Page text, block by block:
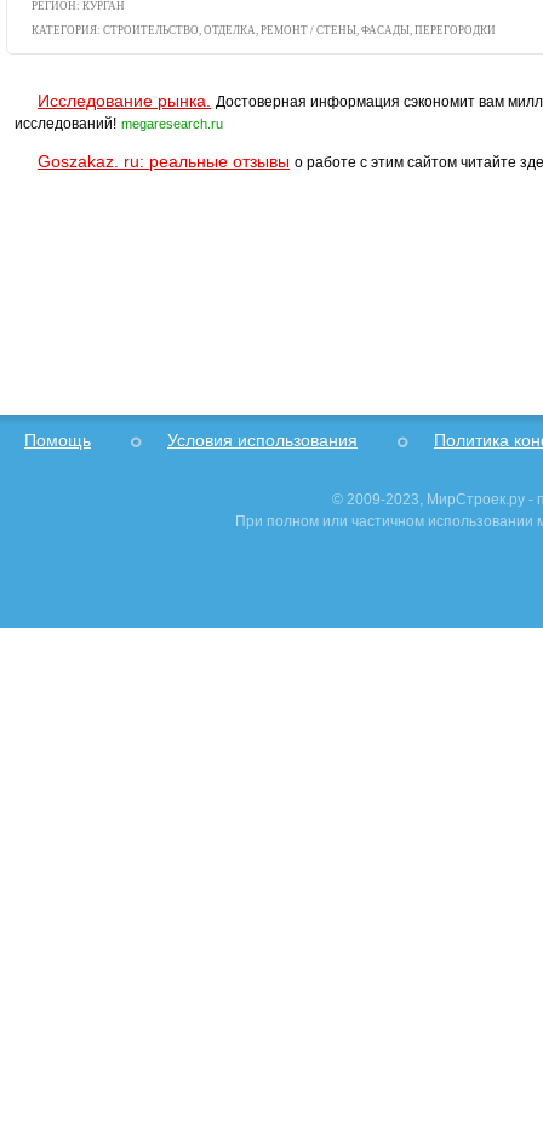
РЕГИОН: КУРГАН
КАТЕГОРИЯ: СТРОИТЕЛЬСТВО, ОТДЕЛКА, РЕМОНТ / СТЕНЫ, ФАСАДЫ, ПЕРЕГОРОДКИ
Исследование рынка.
Достоверная информация сэкономит вам
исследований! megaresearch.ru
Goszakaz. ru: реальные отзывы о работе с этим сайтом читайте
Помощь Условия использования Политика
© 2009-2023, МирСтроек.ру -
При полном или частичном использовании